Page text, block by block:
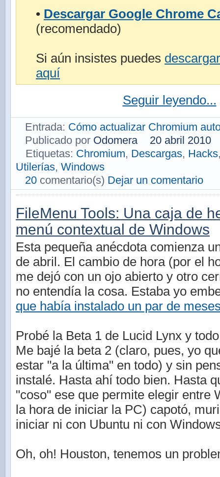
• Descargar Google Chrome
(recomendado)
Si aún insistes puedes
aquí
Seguir leyendo...
Entrada: Cómo actualizar Chromium
Publicado por Odomera
20 abril 2010
Etiquetas: Chromium, Descargas, Hacks
Utilerías, Windows
20 comentario(s) Dejar un comentario
FileMenu Tools: Una caja de
menú contextual de Windows
Esta pequeña anécdota comienza
de abril. El cambio de hora (por el
me dejó con un ojo abierto y otro
no entendía la cosa. Estaba yo
que había instalado un par de
Probé la Beta 1 de Lucid Lynx y
Me bajé la beta 2 (claro, pues, yo
estar "a la última" en todo) y sin
instalé. Hasta ahí todo bien. Hasta
"coso" ese que permite elegir entre
la hora de iniciar la PC) capotó,
iniciar ni con Ubuntu ni con
Oh, oh! Houston, tenemos un